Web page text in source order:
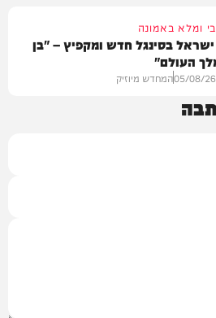
ומלא באמונה
ישראל בסינגל חדש ומקפיץ – "בן
העולם"
05/08/26המחדש מיוזיק